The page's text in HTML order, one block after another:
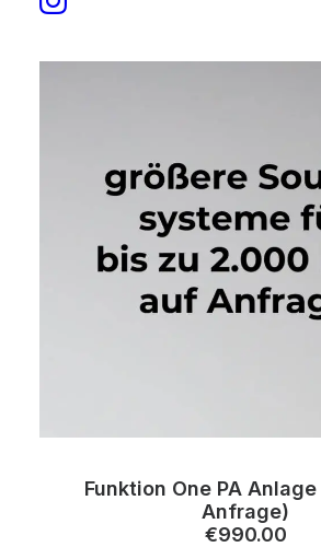
Funktion One PA
Anfrage)
€990.00